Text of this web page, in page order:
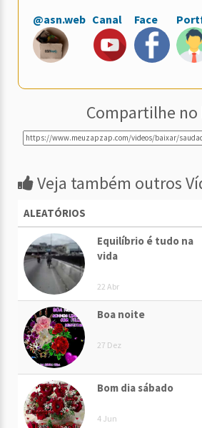
@asn.web Canal Face
Compartilhe
Veja também outros
ALEATÓRIOS
Equilíbrio é tudo na
vida
22 Abr
Boa noite
27 Dez
Bom dia sábado
4 Jun